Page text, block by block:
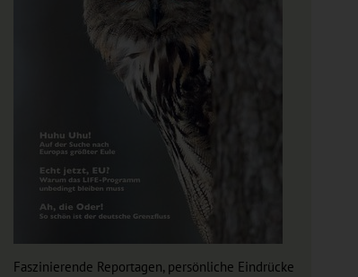
Faszinierende Reportagen, persönliche Eindrücke